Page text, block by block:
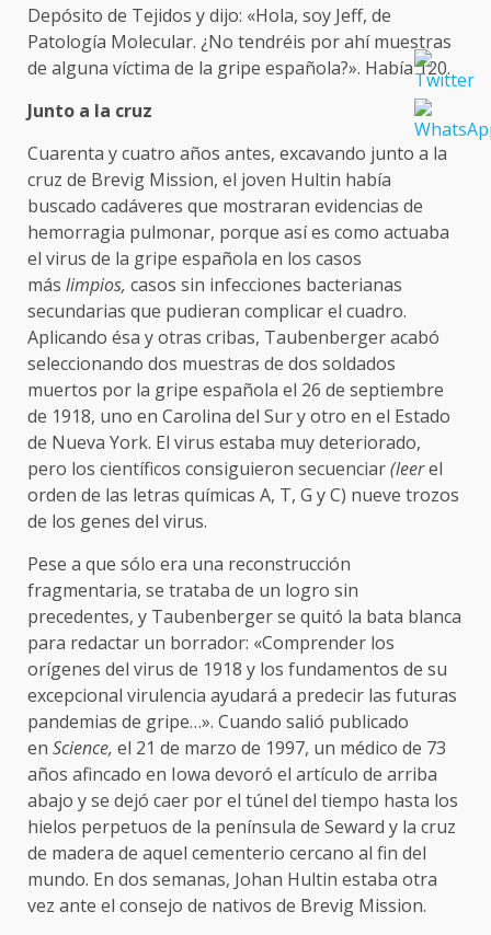
Depósito de Tejidos y dijo: «Hola, soy Jeff, de
Patología Molecular. ¿No tendréis por ahí muestras
de alguna víctima de la gripe española?». Había 120.
Junto a la cruz
Cuarenta y cuatro años antes, excavando junto a la
cruz de Brevig Mission, el joven Hultin había
buscado cadáveres que mostraran evidencias de
hemorragia pulmonar, porque así es como actuaba
el virus de la gripe española en los casos
más limpios, casos sin infecciones bacterianas
secundarias que pudieran complicar el cuadro.
Aplicando ésa y otras cribas, Taubenberger acabó
seleccionando dos muestras de dos soldados
muertos por la gripe española el 26 de septiembre
de 1918, uno en Carolina del Sur y otro en el Estado
de Nueva York. El virus estaba muy deteriorado,
pero los científicos consiguieron secuenciar(leerel
orden de las letras químicas A, T, G y C) nueve trozos
de los genes del virus.
Pese a que sólo era una reconstrucción
fragmentaria, se trataba de un logro sin
precedentes, y Taubenberger se quitó la bata blanca
para redactar un borrador: «Comprender los
orígenes del virus de 1918 y los fundamentos de su
excepcional virulencia ayudará a predecir las futuras
pandemias de gripe…». Cuando salió publicado
en Science, el 21 de marzo de 1997, un médico de 73
años afincado en Iowa devoró el artículo de arriba
abajo y se dejó caer por el túnel del tiempo hasta los
hielos perpetuos de la península de Seward y la cruz
de madera de aquel cementerio cercano al fin del
mundo. En dos semanas, Johan Hultin estaba otra
vez ante el consejo de nativos de Brevig Mission.